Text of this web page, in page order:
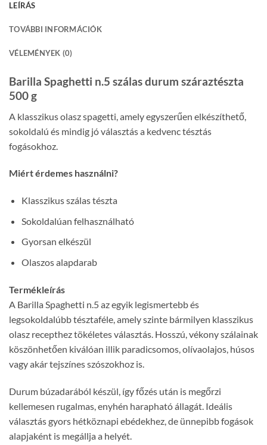
LEÍRÁS
TOVÁBBI INFORMÁCIÓK
VÉLEMÉNYEK (0)
Barilla Spaghetti n.5 szálas durum száraztészta
500 g
A klasszikus olasz spagetti, amely egyszerűen elkészíthető,
sokoldalú és mindig jó választás a kedvenc tésztás
fogásokhoz.
Miért érdemes használni?
Klasszikus szálas tészta
Sokoldalúan felhasználható
Gyorsan elkészül
Olaszos alapdarab
Termékleírás
A Barilla Spaghetti n.5 az egyik legismertebb és
legsokoldalúbb tésztaféle, amely szinte bármilyen klasszikus
olasz recepthez tökéletes választás. Hosszú, vékony szálainak
köszönhetően kiválóan illik paradicsomos, olívaolajos, húsos
vagy akár tejszínes szószokhoz is.
Durum búzadarából készül, így főzés után is megőrzi
kellemesen rugalmas, enyhén harapható állagát. Ideális
választás gyors hétköznapi ebédekhez, de ünnepibb fogások
alapjaként is megállja a helyét.